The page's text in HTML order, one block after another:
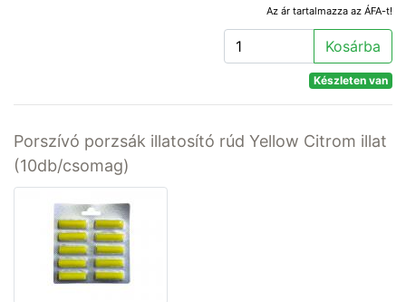
Az ár tartalmazza az ÁFA-t!
Kosárba
Készleten van
Porszívó porzsák illatosító rúd Yellow Citrom illat
(10db/csomag)